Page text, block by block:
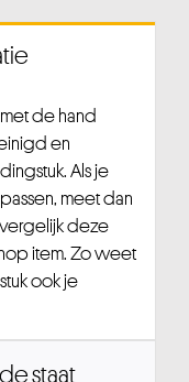
de hand
en
Als je
meet dan
deze
item. Zo weet
ook je
staat